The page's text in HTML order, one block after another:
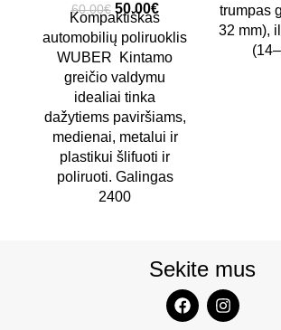
60.00€ 50.00€
Kompaktiškas
automobilių poliruoklis
WUBER Kintamo
greičio valdymu
idealiai tinka
dažytiems paviršiams,
medienai, metalui ir
plastikui šlifuoti ir
poliruoti. Galingas
2400
trumpas
32 mm),
Sekite mus